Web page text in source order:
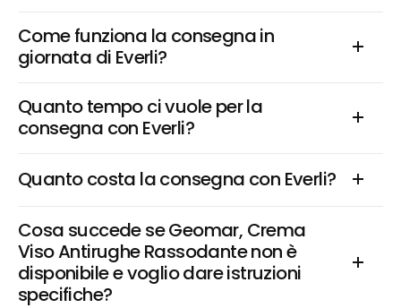
Come funziona la consegna in
giornata di Everli?
Quanto tempo ci vuole per la
consegna con Everli?
Quanto costa la consegna con Everli?
Cosa succede se Geomar, Crema
Viso Antirughe Rassodante non è
disponibile e voglio dare istruzioni
specifiche?